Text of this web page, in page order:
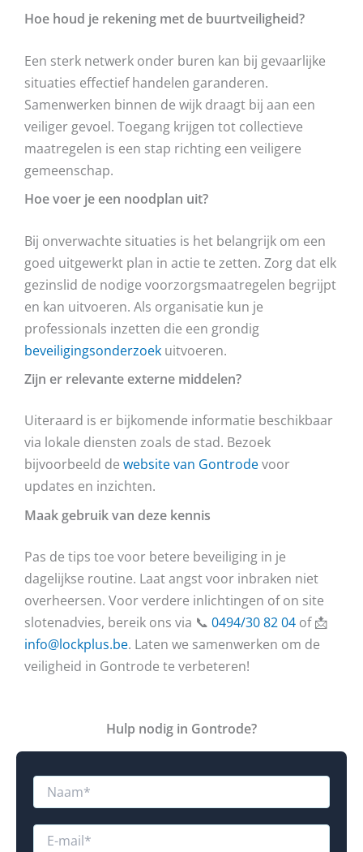
Hoe houd je rekening met de buurtveiligheid?
Een sterk netwerk onder buren kan bij gevaarlijke
situaties effectief handelen garanderen.
Samenwerken binnen de wijk draagt bij aan een
veiliger gevoel. Toegang krijgen tot collectieve
maatregelen is een stap richting een veiligere
gemeenschap.
Hoe voer je een noodplan uit?
Bij onverwachte situaties is het belangrijk om een
goed uitgewerkt plan in actie te zetten. Zorg dat elk
gezinslid de nodige voorzorgsmaatregelen begrijpt
en kan uitvoeren. Als organisatie kun je
professionals inzetten die een grondig
beveiligingsonderzoek uitvoeren.
Zijn er relevante externe middelen?
Uiteraard is er bijkomende informatie beschikbaar
via lokale diensten zoals de stad. Bezoek
bijvoorbeeld de website van Gontrodevoor
updates en inzichten.
Maak gebruik van deze kennis
Pas de tips toe voor betere beveiliging in je
dagelijkse routine. Laat angst voor inbraken niet
overheersen. Voor verdere inlichtingen of on site
slotenadvies, bereik ons via 📞 0494/30 82 04 of 📩
info@lockplus.be. Laten we samenwerken om de
veiligheid in Gontrode te verbeteren!
Hulp nodig in Gontrode?
N
mE